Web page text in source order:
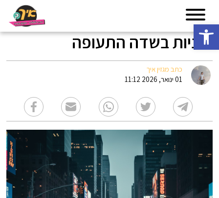
פתח סרגל נגישות
מוניות בשדה התעופה
כתב מגזין איך
01 ינואר, 2026 11:12